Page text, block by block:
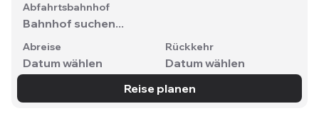
Abfahrtsbahnhof
Abreise
Datum wählen
Rückkehr
Datum wählen
Loading...
Reise planen